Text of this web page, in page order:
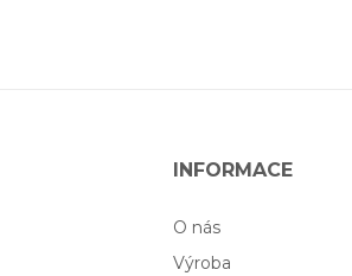
INFORMACE
O nás
Výroba